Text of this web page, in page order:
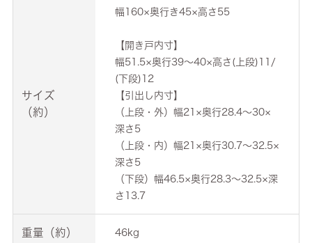
サイズ
（約）
幅160×奥行き45×高さ55
【開き戸内寸】
幅51.5×奥行39～40×高さ(上段)11/
(下段)12
【引出し内寸】
（上段・外）幅21×奥行28.4～30×
深さ5
（上段・内）幅21×奥行30.7～32.5×
深さ5
（下段）幅46.5×奥行28.3～32.5×深
さ13.7
重量（約） 46kg